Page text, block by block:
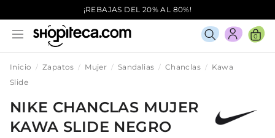
¡REBAJAS DEL 20% AL 80%!
0
Inicio Zapatos Mujer Sandalias Chanclas
Kawa
Slide
NIKE CHANCLAS MUJER
KAWA SLIDE NEGRO